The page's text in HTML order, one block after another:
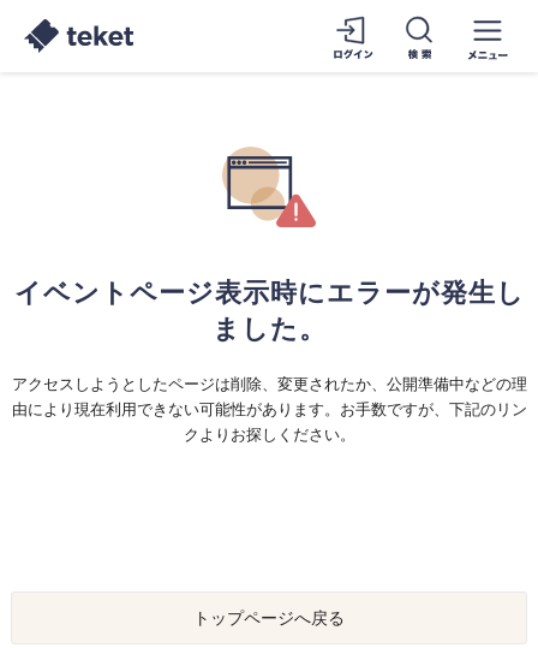
イベントページ表示時にエラーが発生し
ました。
アクセスしようとしたページは削除、変更されたか、公開準備中などの理
由により現在利用できない可能性があります。お手数ですが、下記のリン
クよりお探しください。
トップページへ戻る